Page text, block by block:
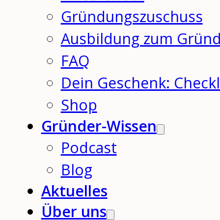
Gründungszuschuss
Ausbildung zum
FAQ
Dein Geschenk:
Shop
Gründer-Wissen
Podcast
Blog
Aktuelles
Über uns